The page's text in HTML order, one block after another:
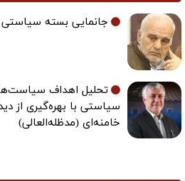
جانمایی بسته
تحلیل اهداف
سیاستی با بهره‌گیری از
خامنه‌ای (مدظله‌العالی)